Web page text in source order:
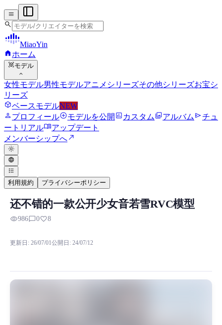
menu
search
MiaoYin
home ホーム
view_in_arモデル
expand_more
女性モデル男性モデルアニメシリーズその他シリーズお宝シ
リーズ
deployed_codeベースモデルNEW
person プロフィールadd_circleモデルを公開 assessment カスタムphoto_libraryアルバム sendチュ
ートリアルmenu_bookアップデート
メンバーシップへnorth_east
light_mode
language
format_list_bulleted
利用規約 プライバシーポリシー
RVC RVCボイスモデル
许久没有发布模型了，这段时间一直忙，很抱歉，近期开始
rvc, 下载, 克隆, 免费, 少女, 若雪
还不错的一款公开少女音若雪RVC模型
visibility986chat_bubble_outline0favorite8
更新日 : 26/07/01公開日 : 24/07/12